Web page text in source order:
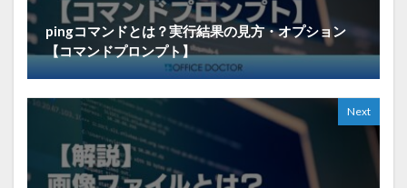
pingコマンドとは？実行結果の見方・オプション
【コマンドプロンプト】
Next